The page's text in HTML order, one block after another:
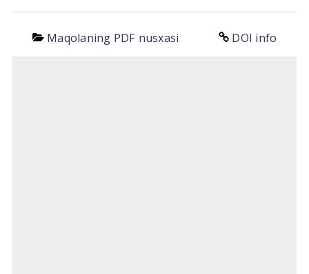
Maqolaning PDF nusxasi DOI info